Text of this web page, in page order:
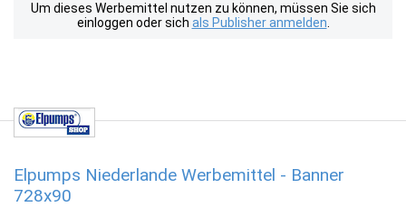
Um dieses Werbemittel nutzen zu können, müssen Sie sich
einloggen oder sich als Publisher anmelden
Elpumps Niederlande Werbemittel - Banner
728x90